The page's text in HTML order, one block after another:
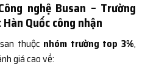
nghệ Busan – Trường
Quốc công nhận
thuộc nhóm trường top 3%,
giá cao về: